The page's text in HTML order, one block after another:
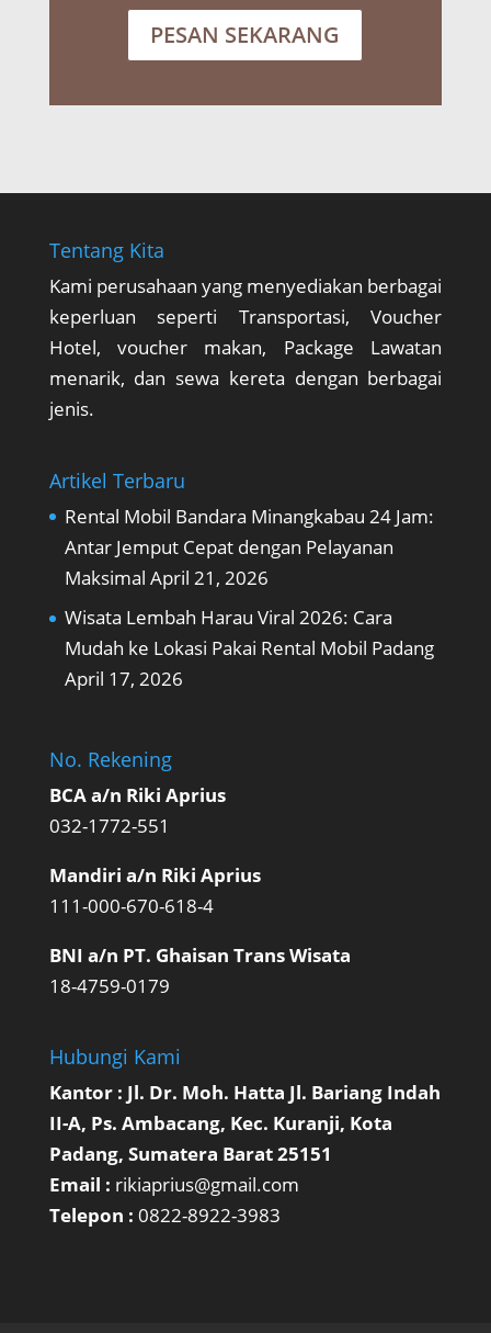
PESAN SEKARANG
Tentang Kita
Kami perusahaan yang menyediakan berbagai
keperluan seperti Transportasi, Voucher
Hotel, voucher makan, Package Lawatan
menarik, dan sewa kereta dengan berbagai
jenis.
Artikel Terbaru
Rental Mobil Bandara Minangkabau 24 Jam:
Antar Jemput Cepat dengan Pelayanan
Maksimal April 21, 2026
Wisata Lembah Harau Viral 2026: Cara
Mudah ke Lokasi Pakai Rental Mobil Padang
April 17, 2026
No. Rekening
BCA a/n Riki Aprius
032-1772-551
Mandiri a/n Riki Aprius
111-000-670-618-4
BNI a/n PT. Ghaisan Trans Wisata
18-4759-0179
Hubungi Kami
Kantor : Jl. Dr. Moh. Hatta Jl. Bariang Indah
II-A, Ps. Ambacang, Kec. Kuranji, Kota
Padang, Sumatera Barat 25151
Email : rikiaprius@gmail.com
Telepon : 0822-8922-3983